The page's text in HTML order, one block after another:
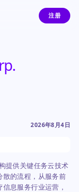
注册
2026年8月4日
提供关键任务云技术
散的流程，从服务前
息服务行业运营，